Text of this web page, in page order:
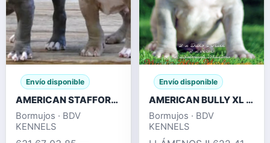
Envío disponible
AMERICAN STAFFORD BLUE , FAWN , CHAMPAGNE
Bormujos · BDV
KENNELS
Envío disponible
AMERICAN BULLY XL / XXL CRIA PROFESIONAL
Bormujos · BDV
KENNELS